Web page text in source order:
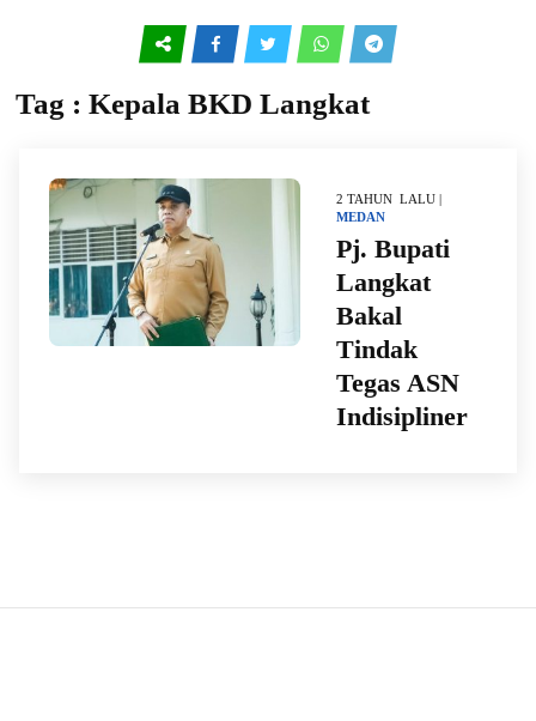
Tag : Kepala BKD Langkat
2 TAHUN LALU |
MEDAN
Pj. Bupati
Langkat
Bakal
Tindak
Tegas ASN
Indisipliner